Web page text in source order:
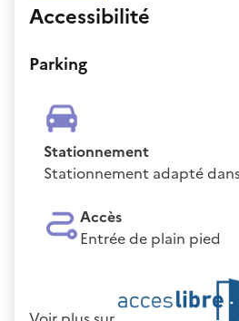
Accessibilité
Parking
Stationnement
Stationnement adapté
Accès
Entrée de plain pied